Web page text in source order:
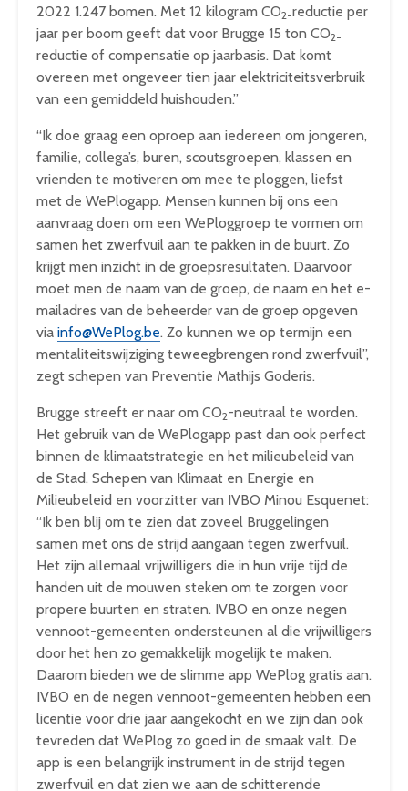
2022 1.247 bomen. Met 12 kilogram CO2-reductie per
jaar per boom geeft dat voor Brugge 15 ton CO2-
reductie of compensatie op jaarbasis. Dat komt
overeen met ongeveer tien jaar elektriciteitsverbruik
van een gemiddeld huishouden.”
“Ik doe graag een oproep aan iedereen om jongeren,
familie, collega’s, buren, scoutsgroepen, klassen en
vrienden te motiveren om mee te ploggen, liefst
met de WePlogapp. Mensen kunnen bij ons een
aanvraag doen om een WePloggroep te vormen om
samen het zwerfvuil aan te pakken in de buurt. Zo
krijgt men inzicht in de groepsresultaten. Daarvoor
moet men de naam van de groep, de naam en het e-
mailadres van de beheerder van de groep opgeven
via info@WePlog.be. Zo kunnen we op termijn een
mentaliteitswijziging teweegbrengen rond zwerfvuil”,
zegt schepen van Preventie Mathijs Goderis.
Brugge streeft er naar om CO2-neutraal te worden.
Het gebruik van de WePlogapp past dan ook perfect
binnen de klimaatstrategie en het milieubeleid van
de Stad. Schepen van Klimaat en Energie en
Milieubeleid en voorzitter van IVBO Minou Esquenet:
“Ik ben blij om te zien dat zoveel Bruggelingen
samen met ons de strijd aangaan tegen zwerfvuil.
Het zijn allemaal vrijwilligers die in hun vrije tijd de
handen uit de mouwen steken om te zorgen voor
propere buurten en straten. IVBO en onze negen
vennoot-gemeenten ondersteunen al die vrijwilligers
door het hen zo gemakkelijk mogelijk te maken.
Daarom bieden we de slimme app WePlog gratis aan.
IVBO en de negen vennoot-gemeenten hebben een
licentie voor drie jaar aangekocht en we zijn dan ook
tevreden dat WePlog zo goed in de smaak valt. De
app is een belangrijk instrument in de strijd tegen
zwerfvuil en dat zien we aan de schitterende